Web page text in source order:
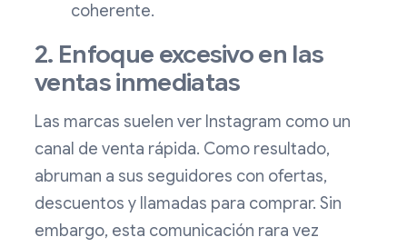
coherente.
2. Enfoque excesivo en las
ventas inmediatas
Las marcas suelen ver Instagram como un
canal de venta rápida. Como resultado,
abruman a sus seguidores con ofertas,
descuentos y llamadas para comprar. Sin
embargo, esta comunicación rara vez